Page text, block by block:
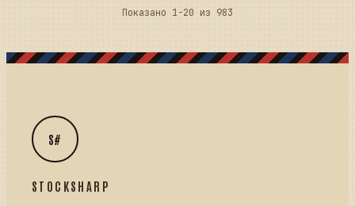
Показано 1-20 из 983
S#
STOCKSHARP